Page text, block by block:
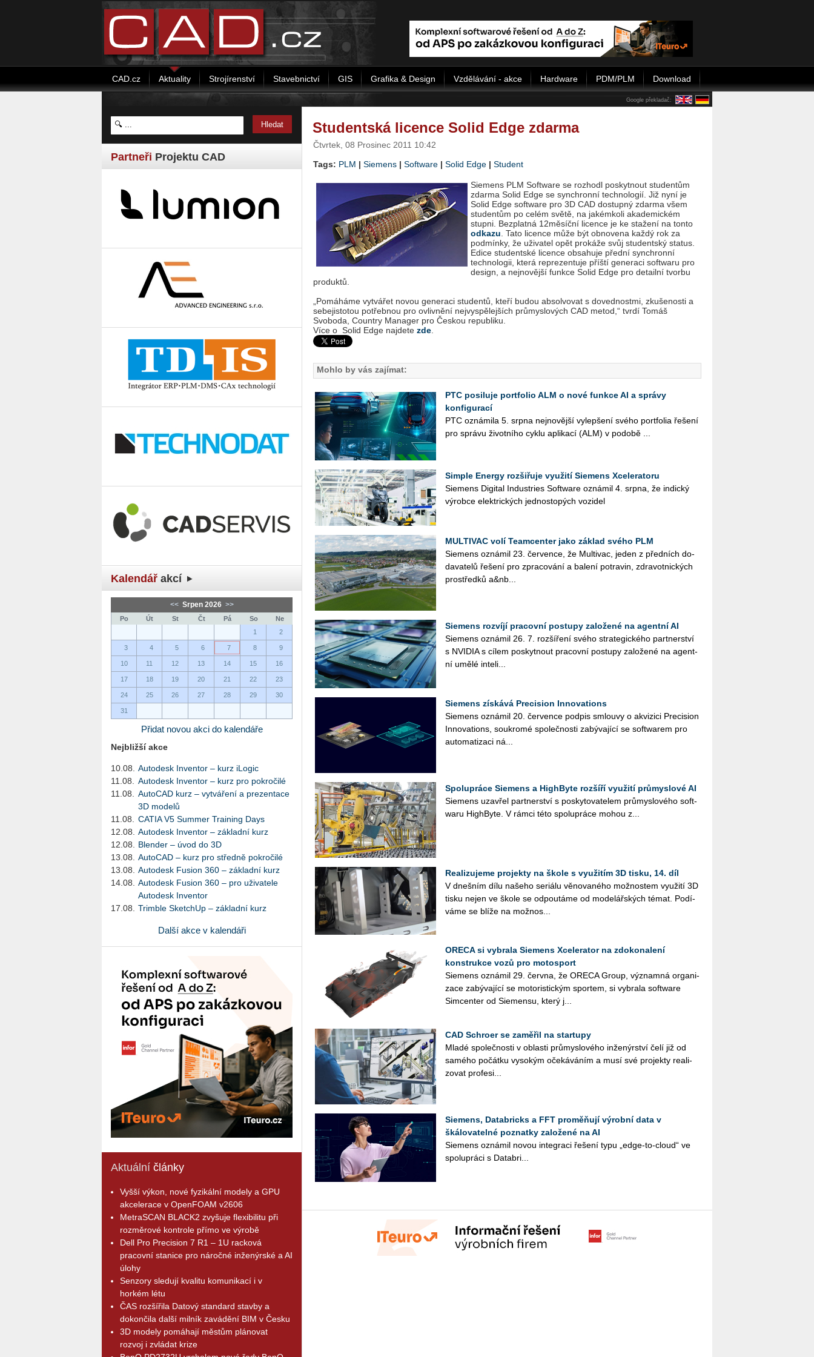
CAD.cz Aktuality Strojírenství Stavebnictví GIS Grafika & Design Vzdělávání - akce Hardware PDM/PLM Download
Google překladač:
Partneři Projektu CAD
Kalendář akcí
<< Srpen 2026 >>
Po Út St Čt Pá So
Ne
1
2
3 4 5 6 7 8 9
10 11 12 13 14 15 16
17 18 19 20 21 22 23
24 25 26 27 28 29 30
31
Přidat novou akci do kalendáře
Nejbližší akce
10.08.
Autodesk Inventor – kurz iLogic
11.08.
Autodesk Inventor – kurz pro pokročilé
11.08.
AutoCAD kurz – vytváření a prezentace
3D modelů
11.08.
CATIA V5 Summer Training Days
12.08.
Autodesk Inventor – základní kurz
12.08.
Blender – úvod do 3D
13.08.
AutoCAD – kurz pro středně pokročilé
13.08.
Autodesk Fusion 360 – základní kurz
14.08.
Autodesk Fusion 360 – pro uživatele
Autodesk Inventor
17.08.
Trimble SketchUp – základní kurz
Další akce v kalendáři
Aktuální články
Vyšší výkon, nové fyzikální modely a GPU
akcelerace v OpenFOAM v2606
MetraSCAN BLACK2 zvyšuje flexibilitu při
rozměrové kontrole přímo ve výrobě
Dell Pro Precision 7 R1 – 1U racková
pracovní stanice pro náročné inženýrské a AI
úlohy
Senzory sledují kvalitu komunikací i v
horkém létu
ČAS rozšířila Datový standard stavby a
dokončila další milník zavádění BIM v Česku
3D modely pomáhají městům plánovat
rozvoj i zvládat krize
Studentská licence Solid Edge zdarma
Čtvrtek, 08 Prosinec 2011 10:42
Tags: PLM | Siemens | Software | Solid Edge | Student
Siemens PLM Software se rozhodl poskytnout studentům
zdarma Solid Edge se synchronní technologií. Již nyní je
Solid Edge software pro 3D CAD dostupný zdarma všem
studentům po celém světě, na jakémkoli akademickém
stupni. Bezplatná 12měsíční licence je ke stažení na tonto
odkazu . Tato licence může být obnovena každý rok za
podmínky, že uživatel opět prokáže svůj studentský status.
Edice studentské licence obsahuje přední synchronní
technologii, která reprezentuje příští generaci softwaru pro
design, a nejnovější funkce Solid Edge pro detailní tvorbu
produktů.
„Pomáháme vytvářet novou generaci studentů, kteří budou absolvovat s dovednostmi, zkušenosti a
sebejistotou potřebnou pro ovlivnění nejvyspělejších průmyslových CAD metod,“ tvrdí Tomáš
Svoboda, Country Manager pro Českou republiku.
Více o Solid Edge najdete zde
Mohlo by vás zajímat:
PTC posiluje portfolio ALM o nové funkce AI a správy
konfigurací
PTC ozná­mi­la 5. srpna nej­no­věj­ší vy­lep­še­ní svého port­fo­lia ře­še­ní
pro sprá­vu ži­vot­ní­ho cyklu apli­ka­cí (ALM) v po­do­bě ...
Simple Energy rozšiřuje využití Siemens Xceleratoru
Sie­mens Di­gi­tal In­du­st­ries Soft­ware ozná­mil 4. srpna, že in­dic­ký
vý­rob­ce elek­tric­kých jed­nos­to­pých vo­zi­del
MULTIVAC volí Teamcenter jako základ svého PLM
Sie­mens ozná­mil 23. čer­ven­ce, že Mul­ti­vac, jeden z před­ních do­
da­va­te­lů ře­še­ní pro zpra­co­vá­ní a ba­le­ní po­tra­vin, zdra­vot­nic­kých
pro­střed­ků a&nb...
Siemens rozvíjí pracovní postupy založené na agentní AI
Sie­mens ozná­mil 26. 7. roz­ší­ře­ní svého stra­te­gic­ké­ho part­ner­ství
s NVI­DIA s cílem po­skyt­nout pra­cov­ní po­stu­py za­lo­že­né na agent­
ní umělé in­te­li­...
Siemens získává Precision Innovations
Sie­mens ozná­mil 20. čer­ven­ce pod­pis smlou­vy o akvi­zi­ci Pre­ci­si­on
In­no­vati­ons, sou­kro­mé spo­leč­nos­ti za­bý­va­jí­cí se soft­warem pro
au­to­ma­ti­za­ci ná­...
Spolupráce Siemens a HighByte rozšíří využití průmyslové AI
Sie­mens uza­vřel part­ner­ství s po­sky­to­va­te­lem prů­mys­lo­vé­ho soft­
wa­ru HighBy­te. V rámci této spo­lu­prá­ce mohou z...
Realizujeme projekty na škole s využitím 3D tisku, 14. díl
V dneš­ním dílu na­še­ho se­ri­á­lu vě­no­va­né­ho mož­nos­tem vy­u­ži­tí 3D
tisku nejen ve škole se od­pou­tá­me od mo­de­lář­ských témat. Po­dí­
vá­me se blíže na mož­nos­...
ORECA si vybrala Siemens Xcelerator na zdokonalení
konstrukce vozů pro motosport
Sie­mens ozná­mil 29. červ­na, že ORE­CA Group, vý­znam­ná or­ga­ni­
za­ce za­bý­va­jí­cí se mo­to­ris­tic­kým spor­tem, si vy­bra­la soft­ware
Sim­cen­ter od Sie­men­su, který j...
CAD Schroer se zaměřil na startupy
Mladé spo­leč­nos­ti v ob­las­ti prů­mys­lo­vé­ho in­že­nýr­ství čelí již od
sa­mé­ho po­čát­ku vy­so­kým oče­ká­vá­ním a musí své pro­jek­ty re­a­li­
zo­vat pro­fe­si­...
Siemens, Databricks a FFT proměňují výrobní data v
škálovatelné poznatky založené na AI
Sie­mens ozná­mil novou in­te­gra­ci ře­še­ní typu „edge-to-cloud“ ve
spo­lu­prá­ci s Da­ta­b­ri...